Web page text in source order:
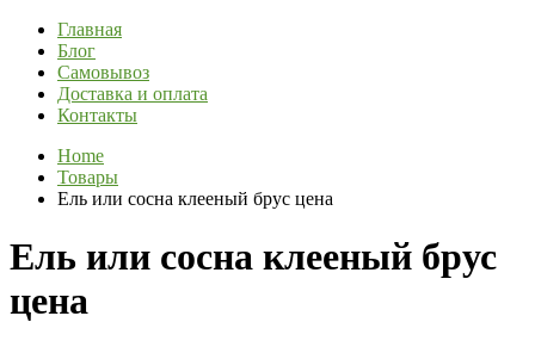
Главная
Блог
Самовывоз
Доставка и оплата
Контакты
Home
Товары
Ель или сосна клееный брус цена
Ель или сосна клееный брус
цена